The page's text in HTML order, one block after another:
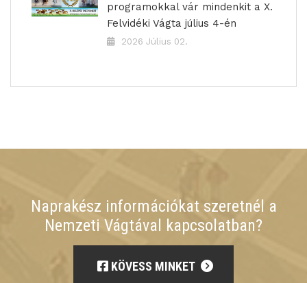
programokkal vár mindenkit a X.
Felvidéki Vágta július 4-én
2026 Július 02.
Naprakész információkat szeretnél a
Nemzeti Vágtával kapcsolatban?
KÖVESS MINKET